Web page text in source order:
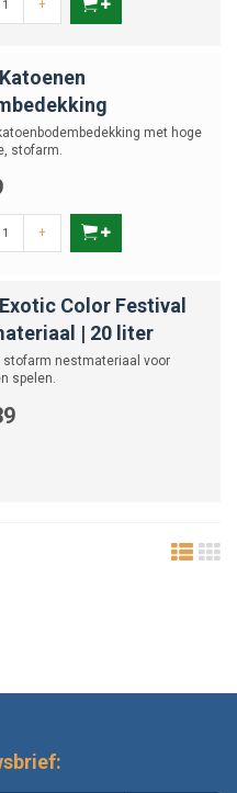
+
met hoge
stofarm.
+
Color Festival
| 20 liter
stofarm nestmateriaal voor
spelen.